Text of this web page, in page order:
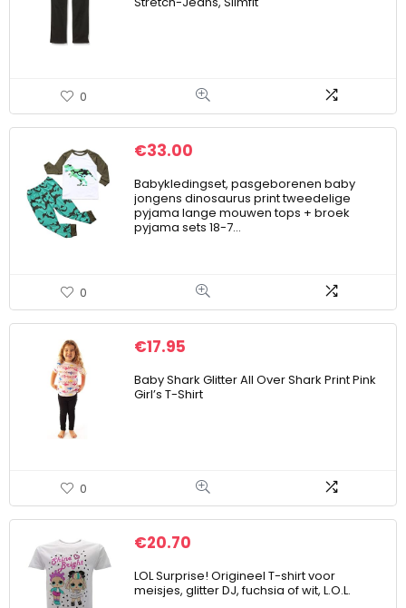
0
€33.00
Babykledingset, pasgeborenen baby
jongens dinosaurus print tweedelige
pyjama lange mouwen tops + broek
pyjama sets 18-7…
0
€17.95
Baby Shark Glitter All Over Shark Print Pink
Girl’s T-Shirt
0
€20.70
LOL Surprise! Origineel T-shirt voor
meisjes, glitter DJ, fuchsia of wit, L.O.L.